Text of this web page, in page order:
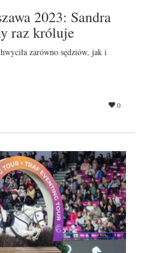
2023: Sandra
raz króluje
zarówno sędziów, jak i
0